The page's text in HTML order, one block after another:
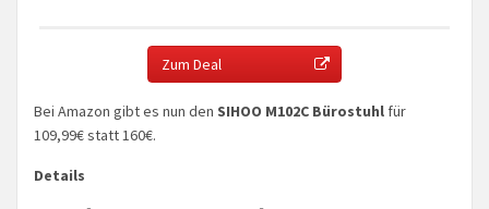
Zum Deal
Bei Amazon gibt es nun den SIHOO M102C Bürostuhl für
109,99€ statt 160€.
Details